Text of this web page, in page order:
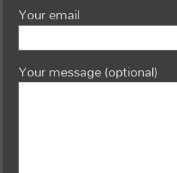
Your email
Your message (optional)